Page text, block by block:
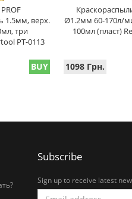
1.5мм, верх.
три
PT-0113
BUY
Ø1.2мм 60-170л/
100мл (пласт)
1098 Грн.
Subscribe
Sign up to receive latest